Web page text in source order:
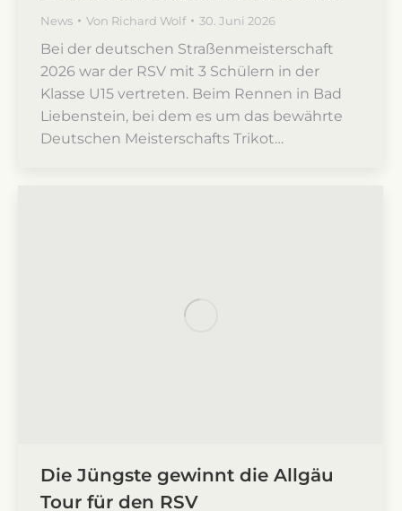
News Von Richard Wolf 30. Juni 2026
Bei der deutschen Straßenmeisterschaft
2026 war der RSV mit 3 Schülern in der
Klasse U15 vertreten. Beim Rennen in Bad
Liebenstein, bei dem es um das bewährte
Deutschen Meisterschafts Trikot…
Die Jüngste gewinnt die Allgäu
Tour für den RSV